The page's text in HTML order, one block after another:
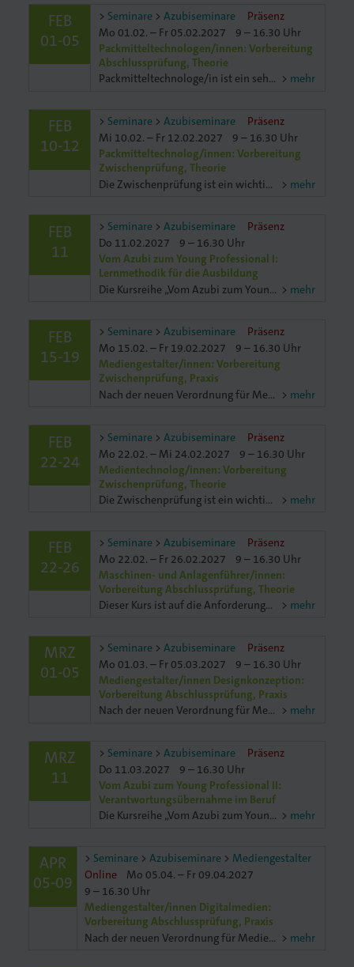
FEB
01-05
Seminare Azubiseminare
Präsenz
Mo 01.02. – Fr 05.02.2027
9 – 16.30 Uhr
Packmitteltechnologen/innen: Vorbereitung
Abschlussprüfung, Theorie
Packmitteltechnologe/in ist ein sehr breit aufgestellter, umfassender und vielseitiger Beruf. Umso wichtiger, dass du Wissen hast aus der Technik und übers Material. Aber das ist noch nicht alles. Au
mehr
FEB
10-12
Seminare Azubiseminare
Präsenz
Mi 10.02. – Fr 12.02.2027
9 – 16.30 Uhr
Packmitteltechnolog/innen: Vorbereitung
Zwischenprüfung, Theorie
Die Zwischenprüfung ist ein wichtiger „Meilenstein" für dich. Ist es doch die erste berufliche Prüfung, welchen Ausbildungsstand du erreichen konntest. Aber auch für den Betrieb ist es ein wichtchtiger
mehr
FEB
11
Seminare Azubiseminare
Präsenz
Do 11.02.2027
9 – 16.30 Uhr
Vom Azubi zum Young Professional I:
Lernmethodik für die Ausbildung
Die Kursreihe „Vom Azubi zum Young Professional" sorgt für einen gelungenen Einstieg ins Berufsleben. Mit diesem Know-how meistern Sie Ausbildung und Prüfungen perfekt. Übernehmen Sie selbständindig
mehr
FEB
15-19
Seminare Azubiseminare
Präsenz
Mo 15.02. – Fr 19.02.2027
9 – 16.30 Uhr
Mediengestalter/innen: Vorbereitung
Zwischenprüfung, Praxis
Nach der neuen Verordnung für Mediengestalter/innen Digital und Print ist die Zwischenprüfung für alle Auszubildenden gleich. Egal, ob du in der Fachrichtung Projektmanagement, Designkonzeption, Pr
mehr
FEB
22-24
Seminare Azubiseminare
Präsenz
Mo 22.02. – Mi 24.02.2027
9 – 16.30 Uhr
Medientechnolog/innen: Vorbereitung
Zwischenprüfung, Theorie
Die Zwischenprüfung ist ein wichtiger „Meilenstein“ für dich. Ist es doch die erste berufliche Prüfung, welchen Ausbildungsstand du erreichen konntest. Aber auch für den Betrieb ist es ein wicwichtiger
mehr
FEB
22-26
Seminare Azubiseminare
Präsenz
Mo 22.02. – Fr 26.02.2027
9 – 16.30 Uhr
Maschinen- und Anlagenführer/innen:
Vorbereitung Abschlussprüfung, Theorie
Dieser Kurs ist auf die Anforderungen der schriftlichen Abschlussprüfung ausgelegt. Wir fokussieren uns auf typische Prüfungsaufgaben in den Bereichen Fachkunde und Fachmathematik. Richtig messen un
mehr
MRZ
01-05
Seminare Azubiseminare
Präsenz
Mo 01.03. – Fr 05.03.2027
9 – 16.30 Uhr
Mediengestalter/innen Designkonzeption:
Vorbereitung Abschlussprüfung, Praxis
Nach der neuen Verordnung für Mediengestalter/innen Digital und Print ist die Abschlussprüfung je nach Fachrichtung unterschiedlich. In der Fachrichtung Designkonzeption müssen Designkonzepte entwitwickelt
mehr
MRZ
11
Seminare Azubiseminare
Präsenz
Do 11.03.2027
9 – 16.30 Uhr
Vom Azubi zum Young Professional II:
Verantwortungsübernahme im Beruf
Die Kursreihe „Vom Azubi zum Young Professional" sorgt für einen gelungenen Einstieg ins Berufsleben. Mit diesem Know-how meistern Sie Ausbildung und Prüfungen perfekt. Übernehmen Sie selbständindig
mehr
APR
05-09
Seminare Azubiseminare
Mediengestalter
Online
Mo 05.04. – Fr 09.04.2027
9 – 16.30 Uhr
Mediengestalter/innen Digitalmedien:
Vorbereitung Abschlussprüfung, Praxis
Nach der neuen Verordnung für Mediengestalter/innen Digital und Print ist die Abschlussprüfung je nach Fachrichtung unterschiedlich. In der Fachrichtung Digitalmedien müssen Digitalmedien gestaltettet
mehr